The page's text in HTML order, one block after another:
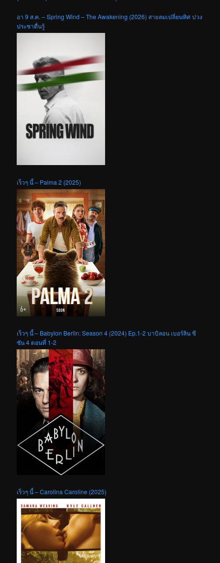
อา 9 ส.ค. – Spring Wind – The Awakening (2026) สายลมเปลี่ยนทิศ ปวง
ประชาตื่นรู้
เร็วๆ นี้ – Palma 2 (2025)
เร็วๆ นี้ – Babylon Berlin: Season 4 (2024) Ep.1-2 บาบิลอน เบอร์ลิน ซี
ซัน 4 ตอนที่ 1-2
เร็วๆ นี้ – Carolina Caroline (2025)